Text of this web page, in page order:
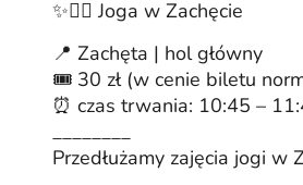
✨🧘‍♀️ Joga w Zachęcie
📍 Zachęta | hol główny
🎟️ 30 zł (w cenie biletu
⏰ czas trwania: 10:45 –
________
Przedłużamy zajęcia jogi